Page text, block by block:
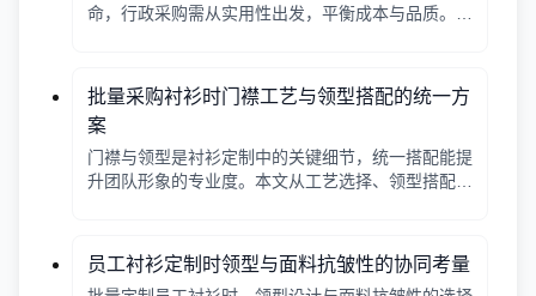
命，行政采购需从实用性出发，平衡成本与品质。本
批量采购衬衫时门襟工艺与领型搭配的统一方
案
门襟与领型是衬衫定制中的关键细节，统一搭配能提
升团队形象的专业度。本文从工艺选择、领型搭配、
员工衬衫定制时领型与面料抗皱性的协同考量